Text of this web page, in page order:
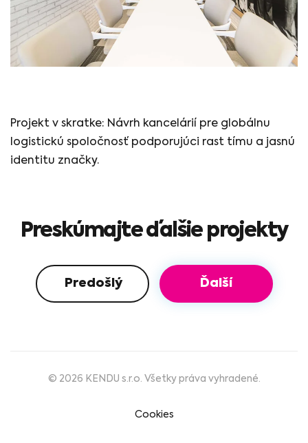
Projekt v skratke: Návrh kancelárií pre globálnu
logistickú spoločnosť podporujúci rast tímu a jasnú
identitu značky.
Preskúmajte ďalšie projekty
Predošlý Ďalší
© 2026 KENDU s.r.o. Všetky práva vyhradené.
Cookies